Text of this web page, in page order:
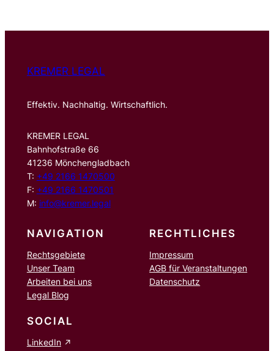
n
KREMER LEGAL
Effektiv. Nachhaltig. Wirtschaftlich.
KREMER LEGAL
Bahnhofstraße 66
41236 Mönchengladbach
T: +49 2166 1470500
F: +49 2166 1470501
M: info@kremer.legal
NAVIGATION
Rechtsgebiete
Unser Team
Arbeiten bei uns
Legal Blog
RECHTLICHES
Impressum
AGB für Veranstaltungen
Datenschutz
SOCIAL
LinkedIn